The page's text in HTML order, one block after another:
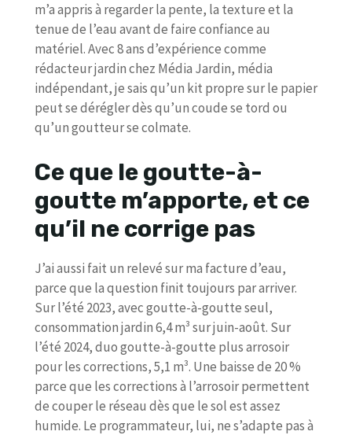
m’a appris à regarder la pente, la texture et la
tenue de l’eau avant de faire confiance au
matériel. Avec 8 ans d’expérience comme
rédacteur jardin chez Média Jardin, média
indépendant, je sais qu’un kit propre sur le papier
peut se dérégler dès qu’un coude se tord ou
qu’un goutteur se colmate.
Ce que le goutte-à-
goutte m’apporte, et ce
qu’il ne corrige pas
J’ai aussi fait un relevé sur ma facture d’eau,
parce que la question finit toujours par arriver.
Sur l’été 2023, avec goutte-à-goutte seul,
consommation jardin 6,4 m³ sur juin-août. Sur
l’été 2024, duo goutte-à-goutte plus arrosoir
pour les corrections, 5,1 m³. Une baisse de 20 %
parce que les corrections à l’arrosoir permettent
de couper le réseau dès que le sol est assez
humide. Le programmateur, lui, ne s’adapte pas à